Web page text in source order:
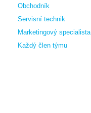
Obchodník
Servisní technik
Marketingový specialista
Každý člen týmu